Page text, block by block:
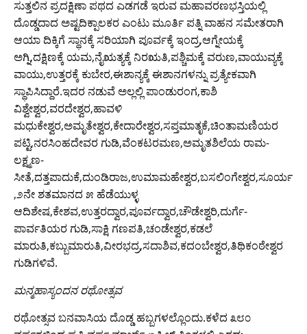
ಸುತ್ತಲಿನ ಪ್ರದಕ್ಷಿಣಾ ಪಥದ ಎಡಗಡೆ ಇರುವ ಮಹಾವರಣಭಸ್ತಿಯಲ್ಲಿ
ದೊಡ್ಡದಾದ ಅಷ್ಟದಿಕ್ಪಾಲಕರ ಎಂಟು ಮೂರ್ತಿ ಪತ್ನಿ ವಾಹನ ಸಮೇತರಾಗಿ
ಆಯಾ ದಿಕ್ಕಿಗೆ ಸ್ಥಾನಕ್ಕೆ ಸರಿಯಾಗಿ ಪೂರ್ವಕ್ಕೆ ಇಂದ್ರ,ಆಗ್ನೇಯಕ್ಕೆ
ಅಗ್ನಿ,ದಕ್ಷಿಣಕ್ಕೆ ಯಮ,ನೈಋತ್ಯಕ್ಕೆ ನಿರಋತಿ,ಪಶ್ಚಿಮಕ್ಕೆ ವರುಣ,ವಾಯುವ್ಯಕ್ಕೆ
ವಾಯು,ಉತ್ತರಕ್ಕೆ ಕುಬೇರ,ಈಶಾನ್ಯಕ್ಕೆ ಈಶಾನಗಳನ್ನು ಪ್ರತ್ಯೇಕವಾಗಿ
ಸ್ಥಾಪಿಸಿದ್ದಾರೆ.ಇದರ ನಡುವೆ ಅಲ್ಲಲ್ಲಿ ಪಾಂಡುರಂಗ,ಕಾಶಿ
ವಿಶ್ವೇಶ್ವರ,ವರದೇಶ್ವರ,ಹಾವಳಿ
ಮಧುಕೇಶ್ವರ,ಅಮೃತೇಶ್ವರ,ಕೇದಾರೇಶ್ವರ,ಸಪ್ತಮಾತೃಕೆ,ಚಿಂತಾಮಣಿಯರ
ಪಟ್ಟಿ,ನರಸಿಂಹದೇವರ ಗುಡಿ,ವೆಂಕಟರಮಣ,ಅಮೃತಶಿಲೆಯ ರಾಮ-
ಲಕ್ಷ್ಮಣ-
ಸೀತೆ,ದತ್ತಪಾದುಕೆ,ದುಂಡಿರಾಜ,ಉಮಾಮಹೇಶ್ವರ,ಬಸಲಿಂಗೇಶ್ವರ,ಸೂರ್ಯ
,೨ನೇ ಶತಮಾನದ ೫ ಹೆಡೆಯುಳ್ಳ
ಆದಿಶೇಷ,ಕೇಶವ,ಉತ್ತರದ್ವಾರ,ಪೂರ್ವದ್ವಾರ,ಚೌಡೇಶ್ವರಿ,ದುರ್ಗೆ-
ಪಾರ್ವತಿಯರ ಗುಡಿ,ಸಾಕ್ಷಿ ಗಣಪತಿ,ಚಂಡೇಶ್ವರ,ಕಡಲೆ
ಮಾರುತಿ,ಕಬ್ಬುಮಾರುತಿ,ವೀರಭದ್ರ,ಸದಾಶಿವ,ಕದಂಬೇಶ್ವರ,ತಿಥಿಕಂಠೇಶ್ವರ
ಗುಡಿಗಳಿವೆ.
ಮನ್ಮಹಾಸ್ಯಂದನ ರಥೋತ್ಸವ
ರಥೋತ್ಸವ ಬನವಾಸಿಯ ದೊಡ್ಡ ಹಬ್ಬಗಳಲ್ಲೊಂದು.ಕಳೆದ ೩೮೦